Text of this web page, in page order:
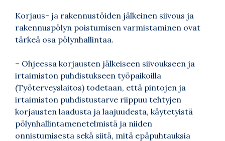
Korjaus- ja rakennustöiden jälkeinen siivous ja
rakennuspölyn poistumisen varmistaminen ovat
tärkeä osa pölynhallintaa.
– Ohjeessa korjausten jälkeiseen siivoukseen ja
irtaimiston puhdistukseen työpaikoilla
(Työterveyslaitos) todetaan, että pintojen ja
irtaimiston puhdistustarve riippuu tehtyjen
korjausten laadusta ja laajuudesta, käytetyistä
pölynhallintamenetelmistä ja niiden
onnistumisesta sekä siitä, mitä epäpuhtauksia